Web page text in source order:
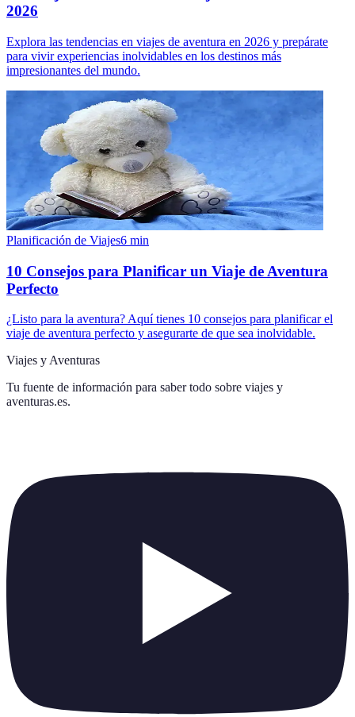
2026
Explora las tendencias en viajes de aventura en 2026 y prepárate
para vivir experiencias inolvidables en los destinos más
impresionantes del mundo.
Planificación de Viajes6 min
10 Consejos para Planificar un Viaje de Aventura
Perfecto
¿Listo para la aventura? Aquí tienes 10 consejos para planificar el
viaje de aventura perfecto y asegurarte de que sea inolvidable.
Viajes y Aventuras
Tu fuente de información para saber todo sobre viajes y
aventuras.es.